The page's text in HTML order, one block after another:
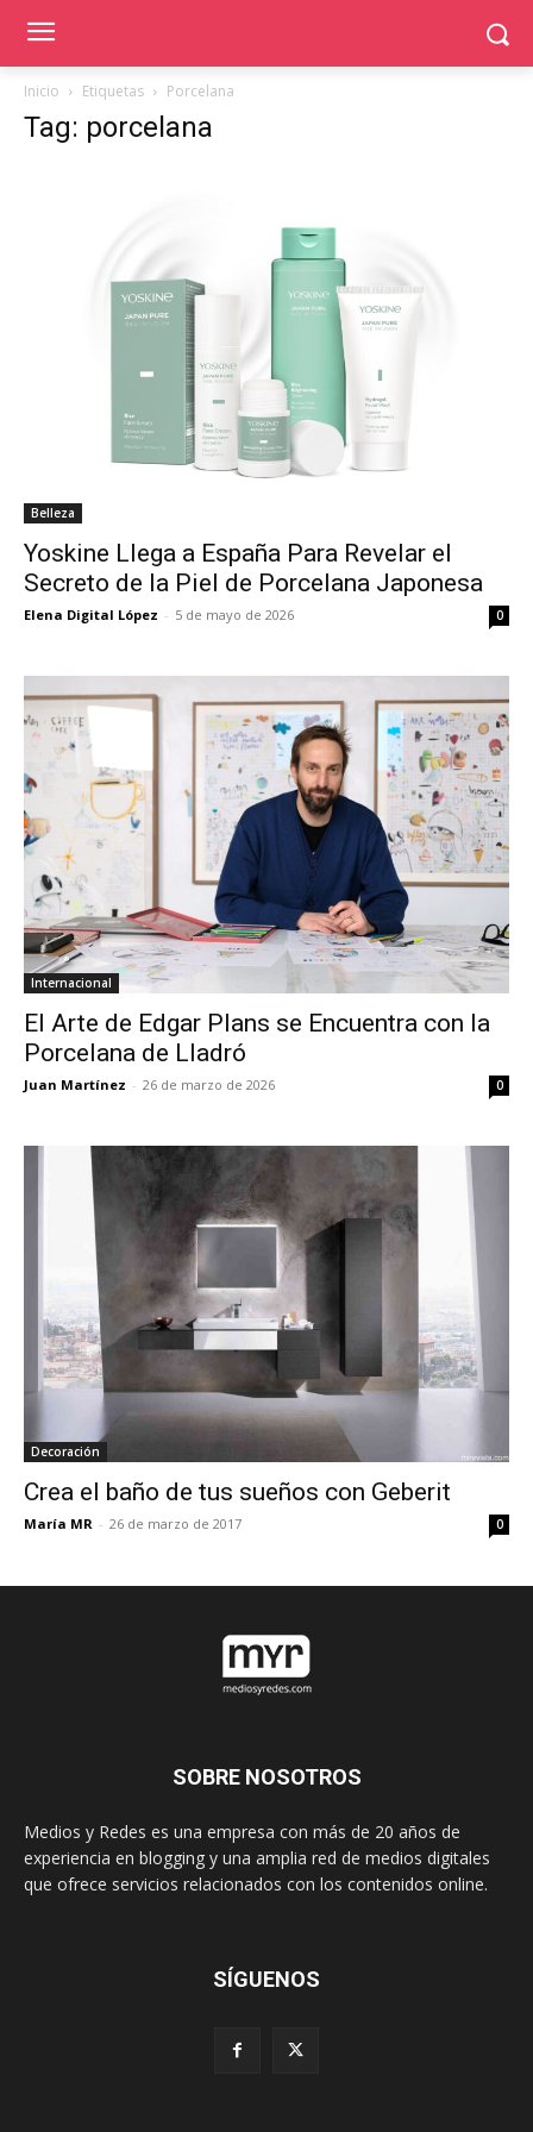
Inicio Etiquetas Porcelana
Tag: porcelana
Belleza
Yoskine Llega a España Para Revelar el
Secreto de la Piel de Porcelana Japonesa
Elena Digital López - 5 de mayo de 2026 0
Internacional
El Arte de Edgar Plans se Encuentra con la
Porcelana de Lladró
Juan Martínez - 26 de marzo de 2026 0
Decoración
Crea el baño de tus sueños con Geberit
María MR - 26 de marzo de 2017 0
SOBRE NOSOTROS
Medios y Redes es una empresa con más de 20 años de
experiencia en blogging y una amplia red de medios digitales
que ofrece servicios relacionados con los contenidos online.
SÍGUENOS